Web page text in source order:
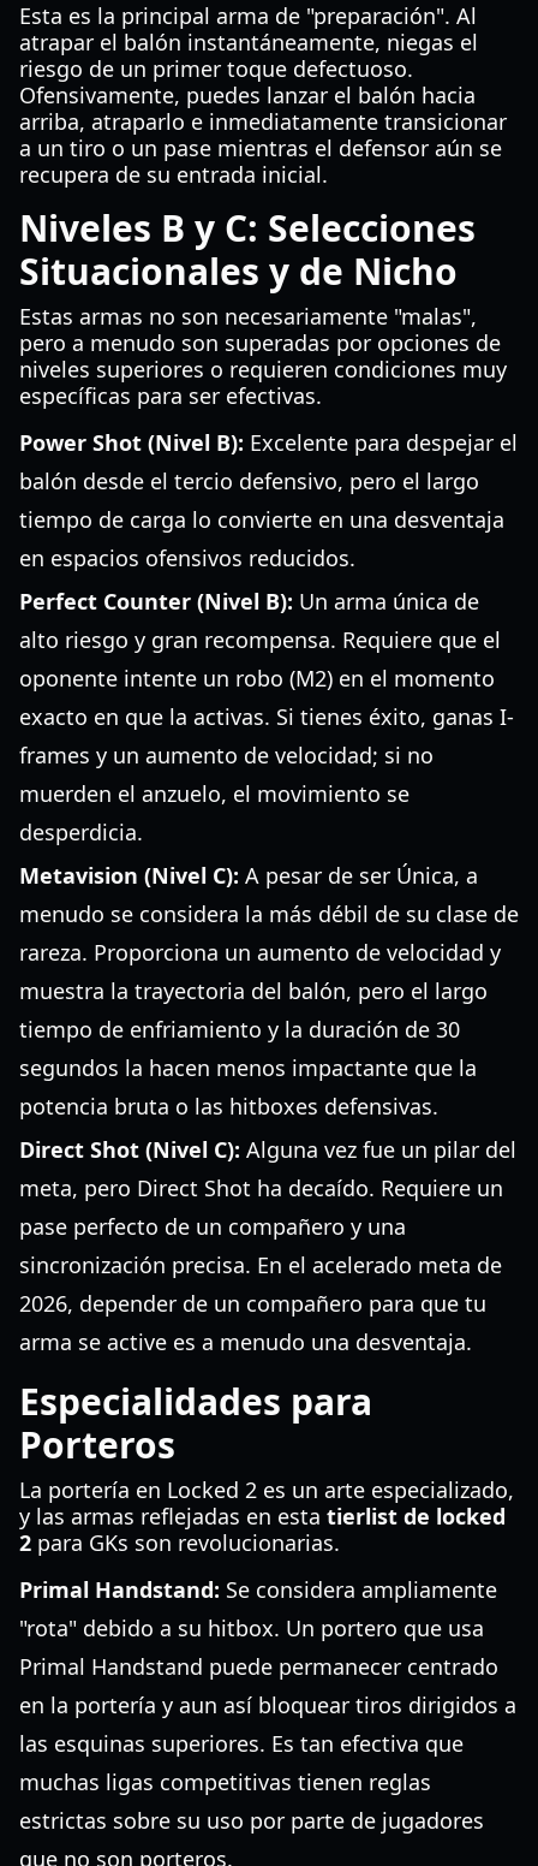
Esta es la principal arma de "preparación". Al
atrapar el balón instantáneamente, niegas el
riesgo de un primer toque defectuoso.
Ofensivamente, puedes lanzar el balón hacia
arriba, atraparlo e inmediatamente transicionar
a un tiro o un pase mientras el defensor aún se
recupera de su entrada inicial.
Niveles B y C: Selecciones
Situacionales y de Nicho
Estas armas no son necesariamente "malas",
pero a menudo son superadas por opciones de
niveles superiores o requieren condiciones muy
específicas para ser efectivas.
Power Shot (Nivel B): Excelente para despejar el
balón desde el tercio defensivo, pero el largo
tiempo de carga lo convierte en una desventaja
en espacios ofensivos reducidos.
Perfect Counter (Nivel B): Un arma única de
alto riesgo y gran recompensa. Requiere que el
oponente intente un robo (M2) en el momento
exacto en que la activas. Si tienes éxito, ganas I-
frames y un aumento de velocidad; si no
muerden el anzuelo, el movimiento se
desperdicia.
Metavision (Nivel C): A pesar de ser Única, a
menudo se considera la más débil de su clase de
rareza. Proporciona un aumento de velocidad y
muestra la trayectoria del balón, pero el largo
tiempo de enfriamiento y la duración de 30
segundos la hacen menos impactante que la
potencia bruta o las hitboxes defensivas.
Direct Shot (Nivel C): Alguna vez fue un pilar del
meta, pero Direct Shot ha decaído. Requiere un
pase perfecto de un compañero y una
sincronización precisa. En el acelerado meta de
2026, depender de un compañero para que tu
arma se active es a menudo una desventaja.
Especialidades para
Porteros
La portería en Locked 2 es un arte especializado,
y las armas reflejadas en esta tierlist de locked
2 para GKs son revolucionarias.
Primal Handstand: Se considera ampliamente
"rota" debido a su hitbox. Un portero que usa
Primal Handstand puede permanecer centrado
en la portería y aun así bloquear tiros dirigidos a
las esquinas superiores. Es tan efectiva que
muchas ligas competitivas tienen reglas
estrictas sobre su uso por parte de jugadores
que no son porteros.